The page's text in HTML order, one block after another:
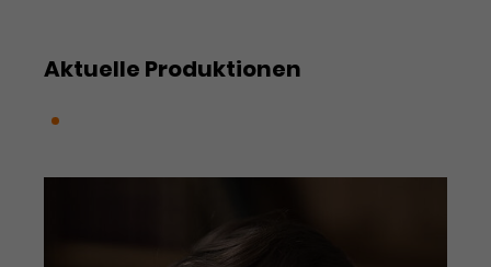
Aktuelle Produktionen